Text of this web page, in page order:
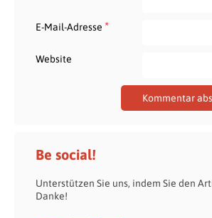
E-Mail-Adresse *
Website
Be social!
Unterstützen Sie uns, indem Sie den
Danke!